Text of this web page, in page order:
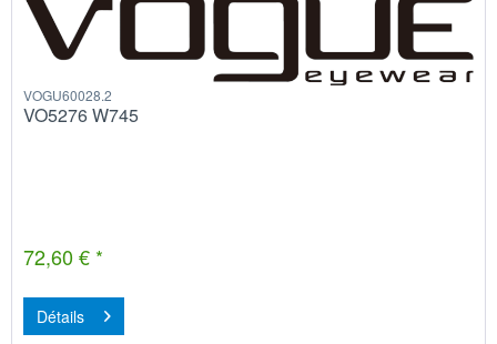
VOGU60028.2
VO5276 W745
72,60 € *
Détails